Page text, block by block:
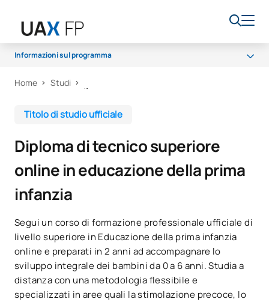
Informazioni sul programma
Programma
Borse di studio e aiuti finanziari
Opportunità di carriera
Home Studi
Titolo di studio ufficiale
Diploma di tecnico superiore
online in educazione della prima
infanzia
Segui un corso di formazione professionale ufficiale di
livello superiore in Educazione della prima infanzia
online e preparati in 2 anni ad accompagnare lo
sviluppo integrale dei bambini da 0 a 6 anni. Studia a
distanza con una metodologia flessibile e
specializzati in aree quali la stimolazione precoce, lo